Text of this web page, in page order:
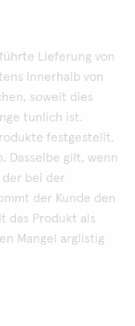
Lieferung von
innerhalb von
soweit dies
tunlich ist.
festgestellt,
Dasselbe gilt, wenn
der bei der
der Kunde den
das Produkt als
Mangel arglistig